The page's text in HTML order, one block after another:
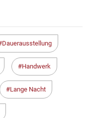
Dauerausstellung
Handwerk
Lange Nacht